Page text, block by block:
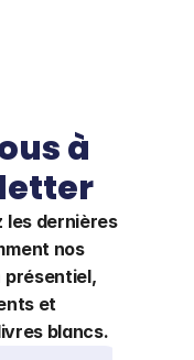
à
les dernières
nos
présentiel,
et
blancs.